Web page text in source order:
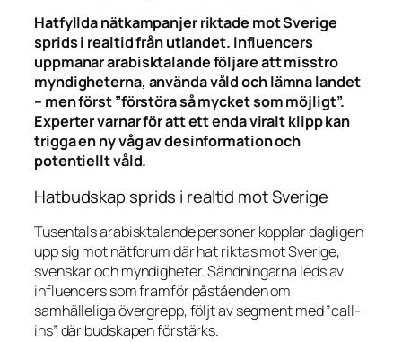
Hatfyllda nätkampanjer riktade mot Sverige
sprids i realtid från utlandet. Influencers
uppmanar arabisktalande följare att misstro
myndigheterna, använda våld och lämna landet
– men först ”förstöra så mycket som möjligt”.
Experter varnar för att ett enda viralt klipp kan
trigga en ny våg av desinformation och
potentiellt våld.
Hatbudskap sprids i realtid mot Sverige
Tusentals arabisktalande personer kopplar dagligen
upp sig mot nätforum där hat riktas mot Sverige,
svenskar och myndigheter. Sändningarna leds av
influencers som framför påståenden om
samhälleliga övergrepp, följt av segment med ”call-
ins” där budskapen förstärks.